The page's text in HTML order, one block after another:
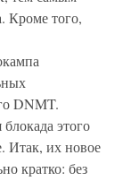
Кроме того,
DNMT.
этого
Итак, их новое
кратко: без